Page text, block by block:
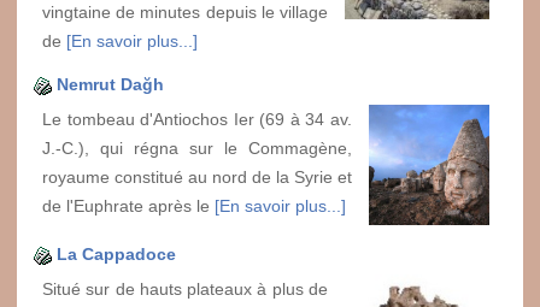
vingtaine de minutes depuis le village
de [En savoir plus...]
Nemrut Dağh
Le tombeau d'Antiochos Ier (69 à 34 av.
J.-C.), qui régna sur le Commagène,
royaume constitué au nord de la Syrie et
de l'Euphrate après le [En savoir plus...]
La Cappadoce
Situé sur de hauts plateaux à plus de